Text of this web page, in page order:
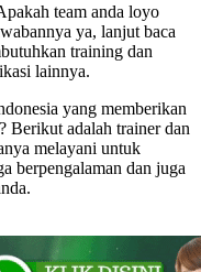
team anda loyo
ya, lanjut baca
training dan
lainnya.
yang memberikan
Berikut adalah trainer dan
melayani untuk
berpengalaman dan juga